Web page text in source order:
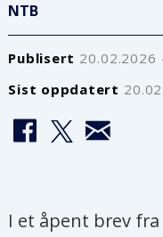
NTB
Publisert
Sist oppdatert
I et åpent brev